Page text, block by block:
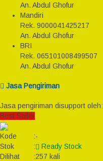
An. Abdul Ghofur
Mandiri
Rek. 9000041425217
An. Abdul Ghofur
BRI
Rek. 065101008499507
An. Abdul Ghofur
Jasa Pengiriman
Jasa pengiriman disupport oleh:
Best Seller
Kode :-
Stok
:
Ready Stock
Dilihat
:257 kali